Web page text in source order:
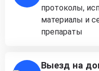
протоколы,
материалы и
препараты
Выезд на